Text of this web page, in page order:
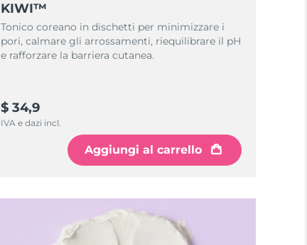
KIWI™
Tonico coreano in dischetti per minimizzare i
pori, calmare gli arrossamenti, riequilibrare il pH
e rafforzare la barriera cutanea.
$ 34,9
IVA e dazi incl.
Aggiungi al carrello